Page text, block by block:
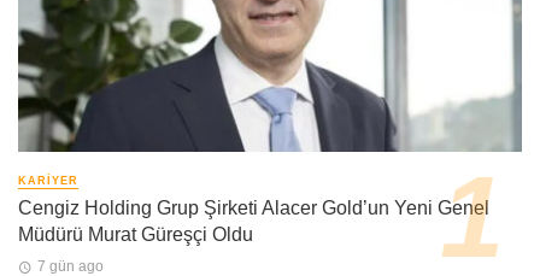
KARIYER
Cengiz Holding Grup Şirketi Alacer Gold’un Yeni Genel
Müdürü Murat Güreşçi Oldu
7 gün ago